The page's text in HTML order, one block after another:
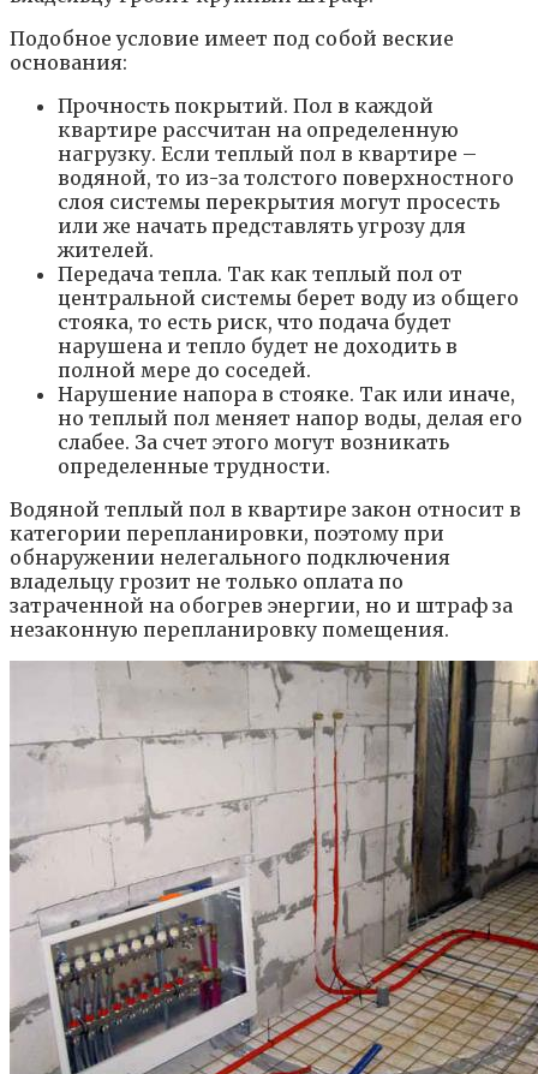
Подобное условие имеет под собой веские
основания:
Прочность покрытий. Пол в каждой
квартире рассчитан на определенную
нагрузку. Если теплый пол в квартире –
водяной, то из-за толстого поверхностного
слоя системы перекрытия могут просесть
или же начать представлять угрозу для
жителей.
Передача тепла. Так как теплый пол от
центральной системы берет воду из общего
стояка, то есть риск, что подача будет
нарушена и тепло будет не доходить в
полной мере до соседей.
Нарушение напора в стояке. Так или иначе,
но теплый пол меняет напор воды, делая его
слабее. За счет этого могут возникать
определенные трудности.
Водяной теплый пол в квартире закон относит в
категории перепланировки, поэтому при
обнаружении нелегального подключения
владельцу грозит не только оплата по
затраченной на обогрев энергии, но и штраф за
незаконную перепланировку помещения.